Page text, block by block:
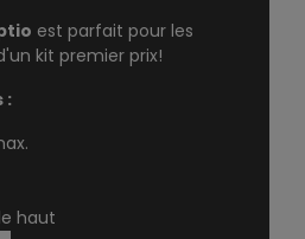
est parfait pour les
kit premier prix!
:
haut